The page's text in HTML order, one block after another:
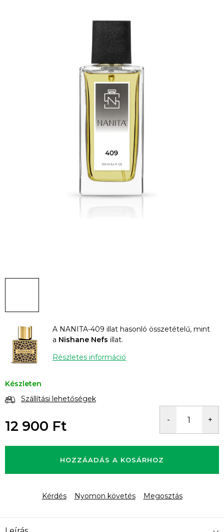
A NANITA-409 illat hasonló összetételű, mint
a Nishane Nefs illat.
Részletes információ
Készleten
Szállítási lehetőségek
12 900 Ft
HOZZÁADÁS A KOSÁRHOZ
Kérdés Nyomon követés Megosztás